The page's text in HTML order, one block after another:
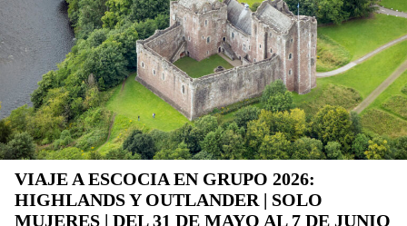
VIAJE A ESCOCIA EN GRUPO 2026:
HIGHLANDS Y OUTLANDER | SOLO
MUJERES | DEL 31 DE MAYO AL 7 DE JUNIO